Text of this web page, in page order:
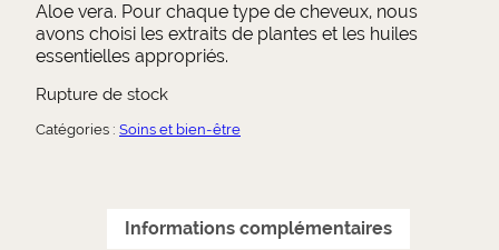
Aloe vera. Pour chaque type de cheveux, nous
avons choisi les extraits de plantes et les huiles
essentielles appropriés.
Rupture de stock
Catégories : Soins et bien-être
Informations complémentaires